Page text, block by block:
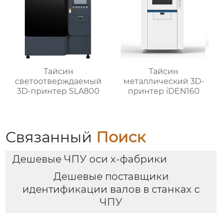
Тайсин
светоотверждаемый
3D-принтер SLA800
Тайсин
металлический 3D-
принтер iDEN160
Связанный Поиск
Дешевые ЧПУ оси х-фабрики
Дешевые поставщики
идентификации валов в станках с
ЧПУ